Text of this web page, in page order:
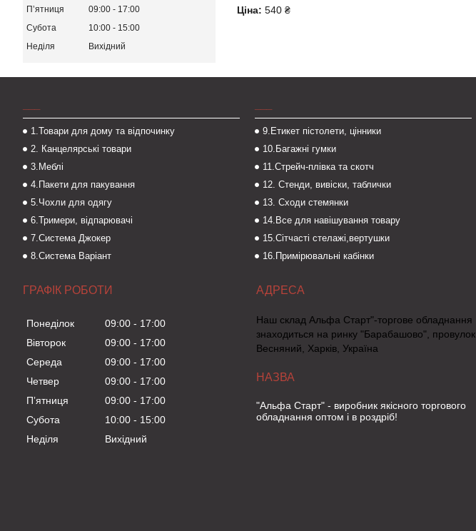
Ціна: 540 ₴
Пʼятниця
09:00
17:00
Субота
10:00
15:00
Неділя
Вихідний
1.Товари для дому та відпочинку
2. Канцелярські товари
3.Меблі
4.Пакети для пакування
5.Чохли для одягу
6.Тримери, відпарювачі
7.Система Джокер
8.Система Варіант
9.Етикет пістолети, цінники
10.Багажні гумки
11.Стрейч-плівка та скотч
12. Стенди, вивіски, таблички
13. Сходи стемянки
14.Все для навішування товару
15.Сітчасті стелажі,вертушки
16.Примірювальні кабінки
ГРАФІК РОБОТИ
Понеділок 09:00
17:00
Вівторок
09:00
17:00
Середа
09:00
17:00
Четвер
09:00
17:00
Пʼятниця
09:00
17:00
Субота
10:00
15:00
Неділя
Вихідний
Наш склад Альфа Старт"-торгове обладнання
знаходиться на ринку "Барабашово", провулок
Весняний, Харків, Україна
"Альфа Старт" - виробник якісного торгового
обладнання оптом і в роздріб!